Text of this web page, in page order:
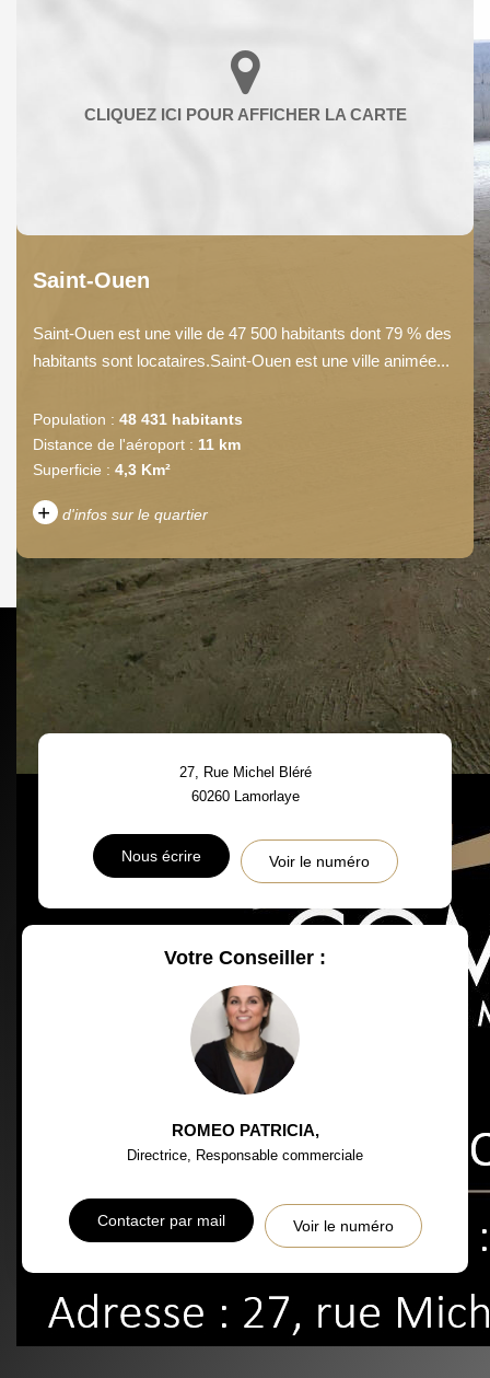
Saint-Ouen
Saint-Ouen est une ville de 47 500 habitants dont 79 % des
habitants sont locataires.Saint-Ouen est une ville animée...
Population : 48 431 habitants
Distance de l'aéroport : 11 km
Superficie : 4,3 Km²
+ d'infos sur le quartier
DENSITÉ DE POPULATION ENFANTS ET ADOLESCENTS
AGE MOYEN
REVENU MENSUEL PAR
TAUX D'HABITATION
TAXE FONCIÈRE
PART DES MÉNAGES SANS
VOITURE
DISTANCE DE L'AÉROPORT : SUPERFICIE :
RÉSULTATS DES LYCÉES
RESTAURANTS ET CAFÉS COMMERCES
27, Rue Michel Bléré
60260 Lamorlaye
Nous écrire Voir le numéro
Votre Conseiller :
ROMEO PATRICIA,
Directrice, Responsable commerciale
Contacter par mail Voir le numéro